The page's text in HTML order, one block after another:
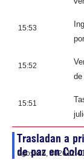
15:53
15:52
de
15:51
Trasladan a
de paz en
agosto 8, 2026